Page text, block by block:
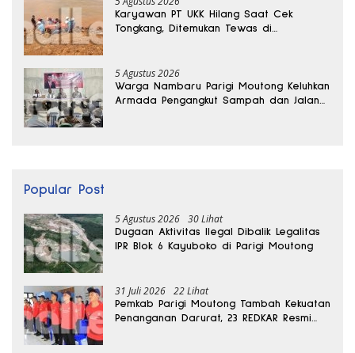
Karyawan PT UKK Hilang Saat Cek
Tongkang, Ditemukan Tewas di
5 Agustus 2026
Warga Nambaru Parigi Moutong Keluhkan
Armada Pengangkut Sampah dan Jalan
Popular Post
5 Agustus 2026 30 Lihat
Dugaan Aktivitas Ilegal Dibalik Legalitas
IPR Blok 6 Kayuboko di Parigi Moutong
31 Juli 2026 22 Lihat
Pemkab Parigi Moutong Tambah Kekuatan
Penanganan Darurat, 23 REDKAR Resmi